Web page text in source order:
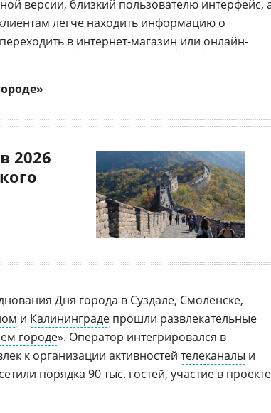
версии, близкий пользователю интерфейс,
легче находить информацию о
в интернет-магазин или онлайн-
2026
Дня города в Суздале, Смоленске,
и Калининграде прошли развлекательные
городе». Оператор интегрировался в
к организации активностей телеканалы и
порядка 90 тыс. гостей, участие в проекте